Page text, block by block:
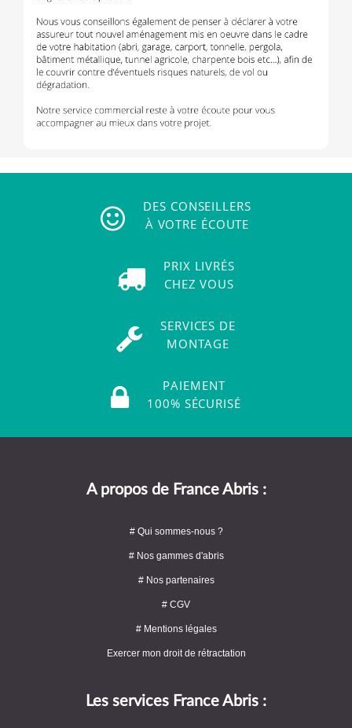
DES CONSEILLERS
À VOTRE ÉCOUTE
PRIX LIVRÉS
CHEZ VOUS
SERVICES DE
MONTAGE
PAIEMENT
100% SÉCURISÉ
A propos de France Abris :
# Qui sommes-nous ?
# Nos gammes d'abris
# Nos partenaires
# CGV
# Mentions légales
Exercer mon droit de rétractation
Les services France Abris :